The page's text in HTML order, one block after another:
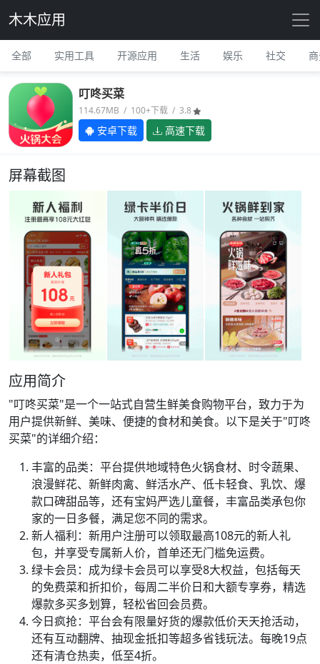
木木应用
全部 实用工具 开源应用 生活 娱乐 社交
叮咚买菜
114.67MB / 100+下载 / 3.8
安卓下载 高速下载
屏幕截图
应用简介
"叮咚买菜"是一个一站式自营生鲜美食购物平台，致力于为
用户提供新鲜、美味、便捷的食材和美食。以下是关于"叮咚
买菜"的详细介绍：
丰富的品类：平台提供地域特色火锅食材、时令蔬果、
浪漫鲜花、新鲜肉禽、鲜活水产、低卡轻食、乳饮、爆
款口碑甜品等，还有宝妈严选儿童餐，丰富品类承包你
家的一日多餐，满足您不同的需求。
新人福利：新用户注册可以领取最高108元的新人礼
包，并享受专属新人价，首单还无门槛免运费。
绿卡会员：成为绿卡会员可以享受8大权益，包括每天
的免费菜和折扣价，每周二半价日和大额专享券，精选
爆款多买多划算，轻松省回会员费。
今日疯抢：平台会有限量好货的爆款低价天天抢活动，
还有互动翻牌、抽现金抵扣等超多省钱玩法。每晚19点
还有清仓热卖，低至4折。